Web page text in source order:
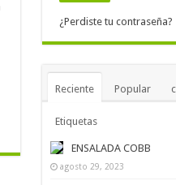
¿Perdiste tu contraseña?
Reciente Popular
Etiquetas
ENSALADA COBB
agosto 29, 2023